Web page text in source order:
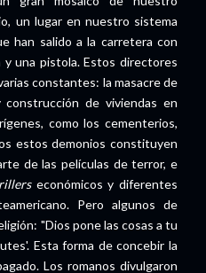
un lugar en nuestro sistema
han salido a la carretera con
y una pistola. Estos directores
constantes: la masacre de
de viviendas en
como los cementerios,
estos demonios constituyen
de las películas de terror, e
económicos y diferentes
Pero algunos de
"Dios pone las cosas a tu
Esta forma de concebir la
Los romanos divulgaron